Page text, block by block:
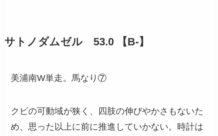
サトノダムゼル 53.0 【B-】
美浦南W単走。馬なり⑦
クビの可動域が狭く、四肢の伸びやかさもないた
め、思った以上に前に推進していかない。時計は